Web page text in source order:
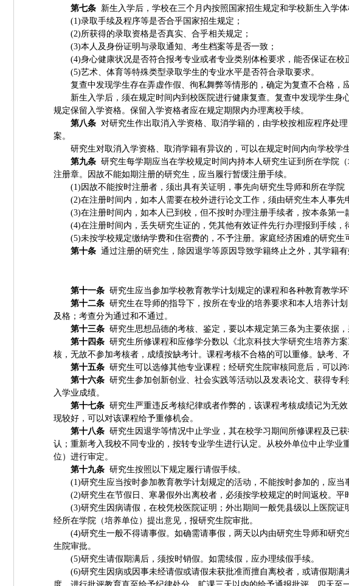
第七条
新生入学后，学校在三个月内按照国家招生规定和学校新生入学
(1)录取手续及程序等是否合乎国家招生规定；
(2)所获得的录取资格是否真实、合乎相关规定；
(3)本人及身份证明与录取通知、考生档案等是否一致；
(4)身心健康状况是否符合报考专业或者专业类别体检要求，能否保证在校
(5)艺术、体育等特殊类型录取学生的专业水平是否符合录取要求。
复查中发现学生存在弄虚作假、徇私舞弊等情形的，确定为复查不合格，
新生入学后，须在规定时间内到校医院进行健康复查。复查中发现学生
规定保留入学资格。保留入学资格者应在规定期限内办理离校手续。
第八条 对研究生作出取消入学资格、取消学籍的，由学校按相应程序处
案。
研究生对取消入学资格、取消学籍有异议的，可以在规定时间内向学校学
第九条 研究生每学期应当在学校规定时间内持本人研究生证到所在学院
注册章。因故不能如期注册的研究生，应当履行暂缓注册手续。
(1) 因故不能按时注册者，须出具有关证明，事先向研究生导师和所在学
(2)在注册时间内，如本人需要在校外进行论文工作，须由研究生本人事
(3)在注册时间内，如本人已到校，但不按时办理注册手续者，按本条第一
(4)在注册时间内，丢失研究生证的，凭其他有效证件先行办理报到手续，
(5)未按学校规定缴纳学费和住宿费的，不予注册。家庭经济困难的研究生
第十条 通过注册的研究生，除因退学等原因导致学籍终止之外，其学籍有
第十一条 研究生应当参加学校教育教学计划规定的课程和各种教育教学
第十二条 研究生在导师的指导下，按所在专业的培养要求和本人培养计
及格；考查分为通过和不通过。
第十三条 研究生思想品德的考核、鉴定，要以本规定第三条为主要依据
第十四条 研究生所修课程和应修学分数以《北京科技大学研究生培养方
核，无故不参加考核者，成绩按缺考计。课程考核不合格的可以重修。缺考、
第十五条 研究生可以选修其他专业课程；经研究生院审核同意后，可以
第十六条 研究生参加创新创业、社会实践等活动以及发表论文、获得专
入学业成绩。
第十七条 研究生严重违反考核纪律或者作弊的，该课程考核成绩记为无
现较好，可以对该课程给予重修机会。
第十八条 研究生因退学等情况中止学业，其在校学习期间所修课程及已
认；重新考入我校不同专业的，按转专业学生进行认定。从校外单位中止学
位）进行审定。
第十九条 研究生按照以下规定履行请假手续。
(1)研究生应当按时参加教育教学计划规定的活动，不能按时参加的，应当
(2)研究生在节假日、寒暑假外出离校者，必须按学校规定的时间返校。
(3)研究生因病请假，在校凭校医院证明；外出期间一般凭县级以上医院
经所在学院（培养单位）提出意见，报研究生院审批。
(4)研究生一般不得请事假。如确需请事假，两天以内由研究生导师和研
生院审批。
(5)研究生请假期满后，须按时销假。如需续假，应办理续假手续。
(6)研究生因病或因事未经请假或请假未获批准而擅自离校者，或请假期